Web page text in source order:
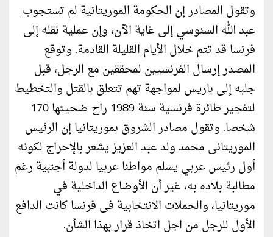
وتقول المصادر إن الحكومة الموريتانية لم تستجوب
عبد الله السنوسي إلى غاية الآن، وإن عملية نقله إلى
فرنسا قد تتم خلال الأيام القليلة القادمة. وتوقع
المصدر إرسال الفرنسيين لمحققين مع الرجل، قبل
جلبه إلى باريس لمواجهة تهم تتعلق بالقتل والتخطيط
لتفجير طائرة فرنسية سنة 1989 راح ضحيتها 170
شخصا. وتقول مصادر الشروق بموريتانيا إن الرئيس
الموريتانى محمد ولد عبد العزيز يشعر بالإحراج لكونه
أول رئيس عربي يسلم مواطنا عربيا لدولة أجنبية رغم
مطالبة بلاده به، غير أن الأوضاع الداخلية في
موريتانيا، والحملات الانتخابية فى فرنسا كانت الدافع
الأول للرجل من اجل اتخاذ قرار بهذا الشأن.